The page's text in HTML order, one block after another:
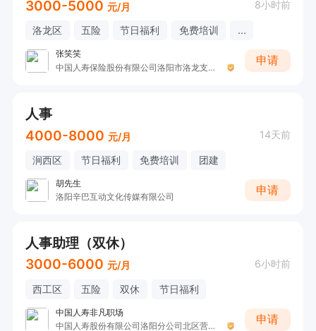
3000-5000 元/月 8小时前
洛龙区 五险 节日福利 免费培训 ...
张笑笑
中国人寿保险股份有限公司洛阳市洛龙支公司收展五部
申请
人事
4000-8000 元/月 14天前
涧西区 节日福利 免费培训 团建
胡先生
洛阳辛巴互动文化传媒有限公司
申请
人事助理（双休）
3000-6000 元/月 6小时前
西工区 五险 双休 节日福利
中国人寿非凡职场
中国人寿股份有限公司洛阳分公司北区营销服务部
申请